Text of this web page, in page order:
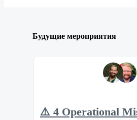
Будущие мероприятия
⚠️ 4 Operational